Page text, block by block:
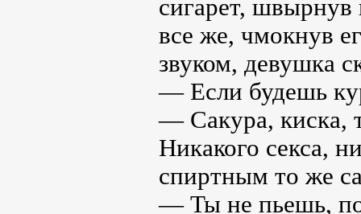
сигарет, швырнув
все же, чмокнув
звуком, девушка
— Если будешь
— Сакура, киска,
Никакого секса,
спиртным то же
— Ты не пьешь,